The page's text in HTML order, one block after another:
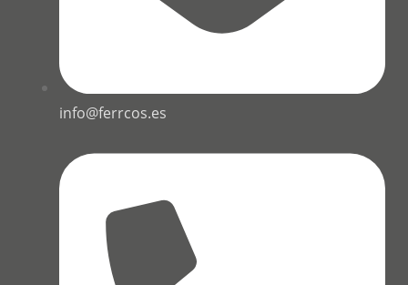
info@ferrcos.es